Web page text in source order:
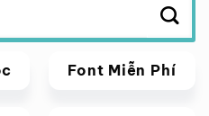
Font Miễn Phí